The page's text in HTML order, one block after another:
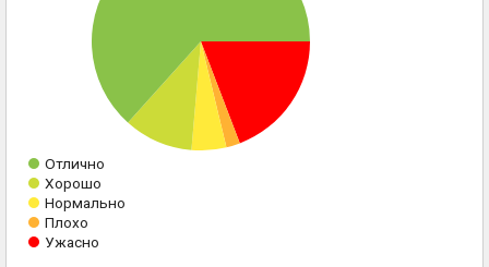
Отлично
Хорошо
Нормально
Плохо
Ужасно